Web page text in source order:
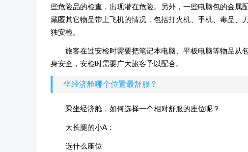
些危险品的检查，出现潜在危险。另外，一些电脑包的金属
藏匿其它物品带上飞机的情况，包括打火机、手机、毒品
独安检。
旅客在过安检时需要把笔记本电脑、平板电脑等物品从
身安全，安检时需要广大旅客予以配合。
坐经济舱哪个位置最舒服？
乘坐经济舱，如何选择一个相对舒服的座位呢？
大长腿的小A：
选什么座位